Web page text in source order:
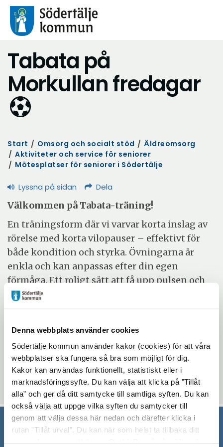
Denna webbplats använder cookies
Södertälje kommun använder kakor (cookies) för att våra
webbplatser ska fungera så bra som möjligt för dig.
Kakor kan användas funktionellt, statistiskt eller i
marknadsföringssyfte. Du kan välja att klicka på ”Tillåt
alla” och ger då ditt samtycke till samtliga syften. Du kan
också välja att uppge vilka syften du samtycker till
genom att välja dessa här nedan och därefter klicka i
rutan ”Tillåt urval”. Du kan när som helst ta tillbaka ditt
Tabata på
Morkullan fredagar
Start / Omsorg och socialt stöd / Äldreomsorg
/ Aktiviteter och service för seniorer
/ Mötesplatser för seniorer i Södertälje
Lyssna på sidan Dela
Välkommen på Tabata-träning!
En träningsform där vi varvar korta inslag av
rörelse med korta vilopauser – effektivt för
både kondition och styrka. Övningarna är
enkla och kan anpassas efter din egen
förmåga. Ett roligt sätt att få upp pulsen och
stärka kroppen i lagom tempo.
Evenemangsinformation
Mötesplatsen Morkullan
fredag 26 juni 2026
Södertälje kommun